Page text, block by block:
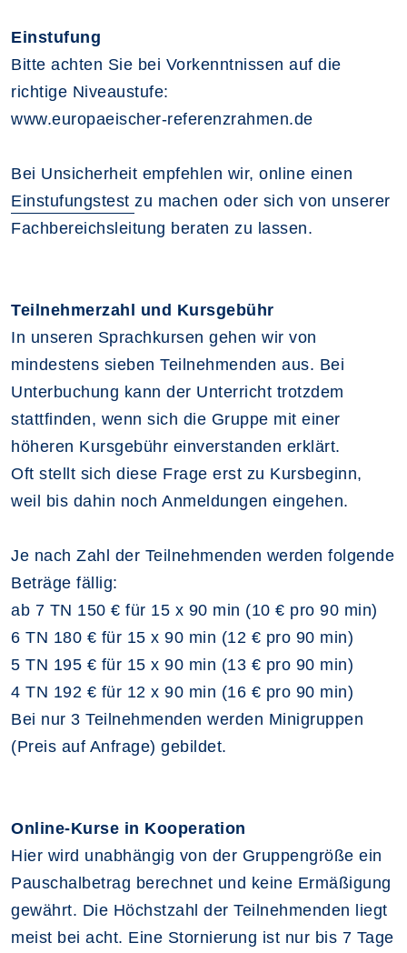
Einstufung
Bitte achten Sie bei Vorkenntnissen auf die
richtige Niveaustufe:
www.europaeischer-referenzrahmen.de
Bei Unsicherheit empfehlen wir, online einen
Einstufungstest zu machen oder sich von unserer
Fachbereichsleitung beraten zu lassen.
Teilnehmerzahl und Kursgebühr
In unseren Sprachkursen gehen wir von
mindestens sieben Teilnehmenden aus. Bei
Unterbuchung kann der Unterricht trotzdem
stattfinden, wenn sich die Gruppe mit einer
höheren Kursgebühr einverstanden erklärt.
Oft stellt sich diese Frage erst zu Kursbeginn,
weil bis dahin noch Anmeldungen eingehen.
Je nach Zahl der Teilnehmenden werden folgende
Beträge fällig:
ab 7 TN 150 € für 15 x 90 min (10 € pro 90 min)
6 TN 180 € für 15 x 90 min (12 € pro 90 min)
5 TN 195 € für 15 x 90 min (13 € pro 90 min)
4 TN 192 € für 12 x 90 min (16 € pro 90 min)
Bei nur 3 Teilnehmenden werden Minigruppen
(Preis auf Anfrage) gebildet.
Online-Kurse in Kooperation
Hier wird unabhängig von der Gruppengröße ein
Pauschalbetrag berechnet und keine Ermäßigung
gewährt. Die Höchstzahl der Teilnehmenden liegt
meist bei acht. Eine Stornierung ist nur bis 7 Tage